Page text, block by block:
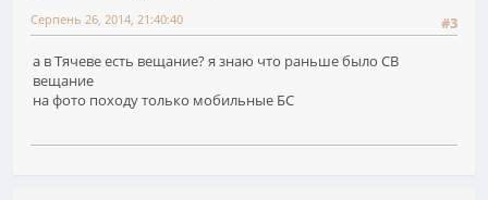
#3
Серпень 26, 2014, 21:40:40
а в Тячеве есть вещание? я знаю что раньше было СВ
вещание
на фото походу только мобильные БС